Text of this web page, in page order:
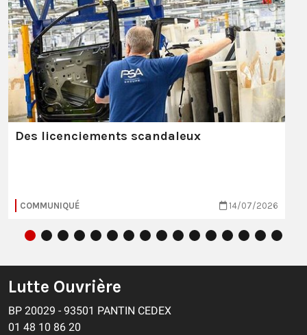
Des licenciements scandaleux
COMMUNIQUÉ 14/07/2026
Lutte Ouvrière
BP 20029 - 93501 PANTIN CEDEX
01 48 10 86 20